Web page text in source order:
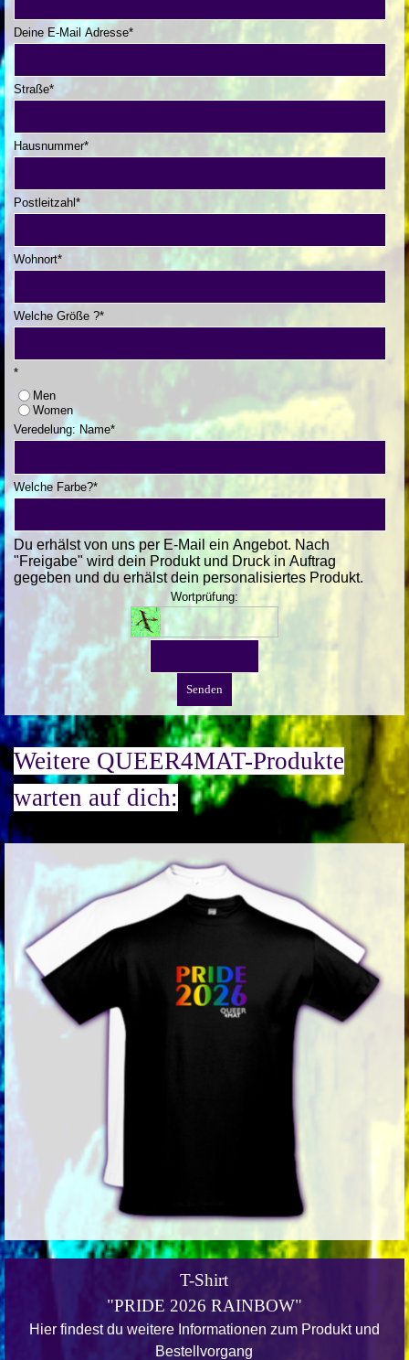
Deine E-Mail Adresse*
Straße*
Hausnummer*
Postleitzahl *
Wohnort*
Welche Größe ?*
*
Men
Women
Veredelung: Name*
Welche Farbe?*
Du erhälst von uns per E-Mail ein Angebot. Nach
"Freigabe" wird dein Produkt und Druck in Auftrag
gegeben und du erhälst dein personalisiertes Produkt.
Wortprüfung:
Weitere QUEER4MAT-Produkte
warten auf dich:
T-Shirt
"PRIDE 2026 RAINBOW"
Hier findest du weitere Informationen zum Produkt und
Bestellvorgang